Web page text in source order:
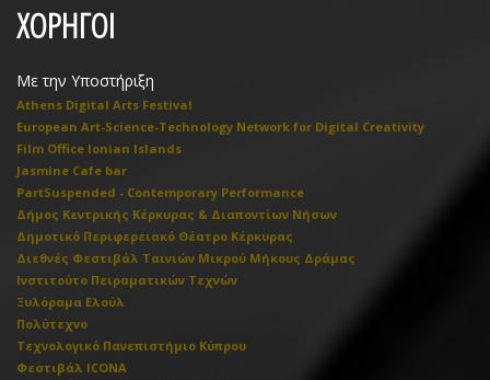
ΧΟΡΗΓΟΙ
Με την Υποστήριξη
Athens Digital Arts Festival
European Art-Science-Technology Network for Digital Creativity
Film Office Ionian Islands
Jasmine Cafe bar
PartSuspended - Contemporary Performance
Δήμος Κεντρικής Κέρκυρας & Διαποντίων Νήσων
Δημοτικό Περιφερειακό Θέατρο Κέρκυρας
Διεθνές Φεστιβάλ Ταινιών Μικρού Μήκους Δράμας
Ινστιτούτο Πειραματικών Τεχνών
Ξυλόραμα Ελούλ
Πολύτεχνο
Τεχνολογικό Πανεπιστήμιο Κύπρου
Φεστιβάλ ICONA